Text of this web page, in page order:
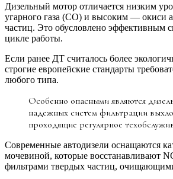
Дизельный мотор отличается низким
угарного газа (СО) и высоким — окиси
частиц. Это обусловлено эффективным
цикле работы.
Если ранее ДТ считалось более
строгие европейские стандарты
любого типа.
Особенно опасными являются
надежных систем фильтрации
проходящие регулярное
Современные автодизели оснащаются
мочевиной, которые восстанавливают
фильтрами твердых частиц,